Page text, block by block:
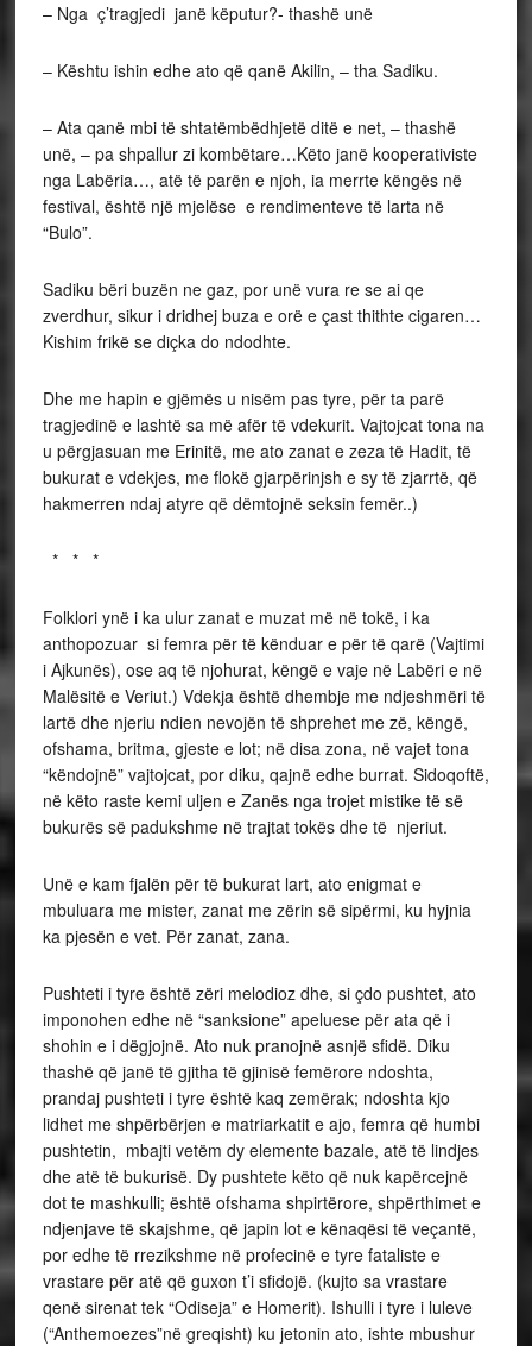
– Nga ç’tragjedi janë këputur?- thashë unë
– Kështu ishin edhe ato që qanë Akilin, – tha Sadiku.
– Ata qanë mbi të shtatëmbëdhjetë ditë e net, – thashë
unë, – pa shpallur zi kombëtare…Këto janë kooperativiste
nga Labëria…, atë të parën e njoh, ia merrte këngës në
festival, është një mjelëse e rendimenteve të larta në
“Bulo”.
Sadiku bëri buzën ne gaz, por unë vura re se ai qe
zverdhur, sikur i dridhej buza e orë e çast thithte cigaren…
Kishim frikë se diçka do ndodhte.
Dhe me hapin e gjëmës u nisëm pas tyre, për ta parë
tragjedinë e lashtë sa më afër të vdekurit. Vajtojcat tona na
u përgjasuan me Erinitë, me ato zanat e zeza të Hadit, të
bukurat e vdekjes, me flokë gjarpërinjsh e sy të zjarrtë, që
hakmerren ndaj atyre që dëmtojnë seksin femër..)
* * *
Folklori ynë i ka ulur zanat e muzat më në tokë, i ka
anthopozuar si femra për të kënduar e për të qarë (Vajtimi
i Ajkunës), ose aq të njohurat, këngë e vaje në Labëri e në
Malësitë e Veriut.) Vdekja është dhembje me ndjeshmëri të
lartë dhe njeriu ndien nevojën të shprehet me zë, këngë,
ofshama, britma, gjeste e lot; në disa zona, në vajet tona
“këndojnë” vajtojcat, por diku, qajnë edhe burrat. Sidoqoftë,
në këto raste kemi uljen e Zanës nga trojet mistike të së
bukurës së padukshme në trajtat tokës dhe të njeriut.
Unë e kam fjalën për të bukurat lart, ato enigmat e
mbuluara me mister, zanat me zërin së sipërmi, ku hyjnia
ka pjesën e vet. Për zanat, zana.
Pushteti i tyre është zëri melodioz dhe, si çdo pushtet, ato
imponohen edhe në “sanksione” apeluese për ata që i
shohin e i dëgjojnë. Ato nuk pranojnë asnjë sfidë. Diku
thashë që janë të gjitha të gjinisë femërore ndoshta,
prandaj pushteti i tyre është kaq zemërak; ndoshta kjo
lidhet me shpërbërjen e matriarkatit e ajo, femra që humbi
pushtetin, mbajti vetëm dy elemente bazale, atë të lindjes
dhe atë të bukurisë. Dy pushtete këto që nuk kapërcejnë
dot te mashkulli; është ofshama shpirtërore, shpërthimet e
ndjenjave të skajshme, që japin lot e kënaqësi të veçantë,
por edhe të rrezikshme në profecinë e tyre fataliste e
vrastare për atë që guxon t’i sfidojë. (kujto sa vrastare
qenë sirenat tek “Odiseja” e Homerit). Ishulli i tyre i luleve
(“Anthemoezes”në greqisht) ku jetonin ato, ishte mbushur